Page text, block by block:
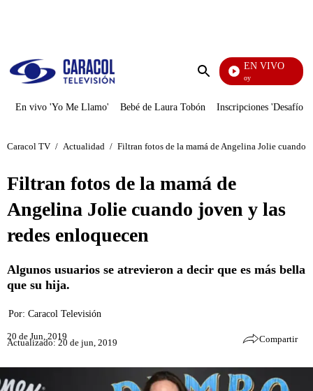
Enviar
EN VIVO
La Finca De Hoy
En vivo 'Yo Me Llamo' Bebé de Laura Tobón Inscripciones 'Desafío'
Caracol TV / Actualidad / Filtran fotos de la mamá de Angelina Jolie cuando
Filtran fotos de la mamá de
Angelina Jolie cuando joven y las
redes enloquecen
Algunos usuarios se atrevieron a decir que es más bella
que su hija.
Por: Caracol Televisión
20 de Jun, 2019
Actualizado: 20 de jun, 2019 Compartir